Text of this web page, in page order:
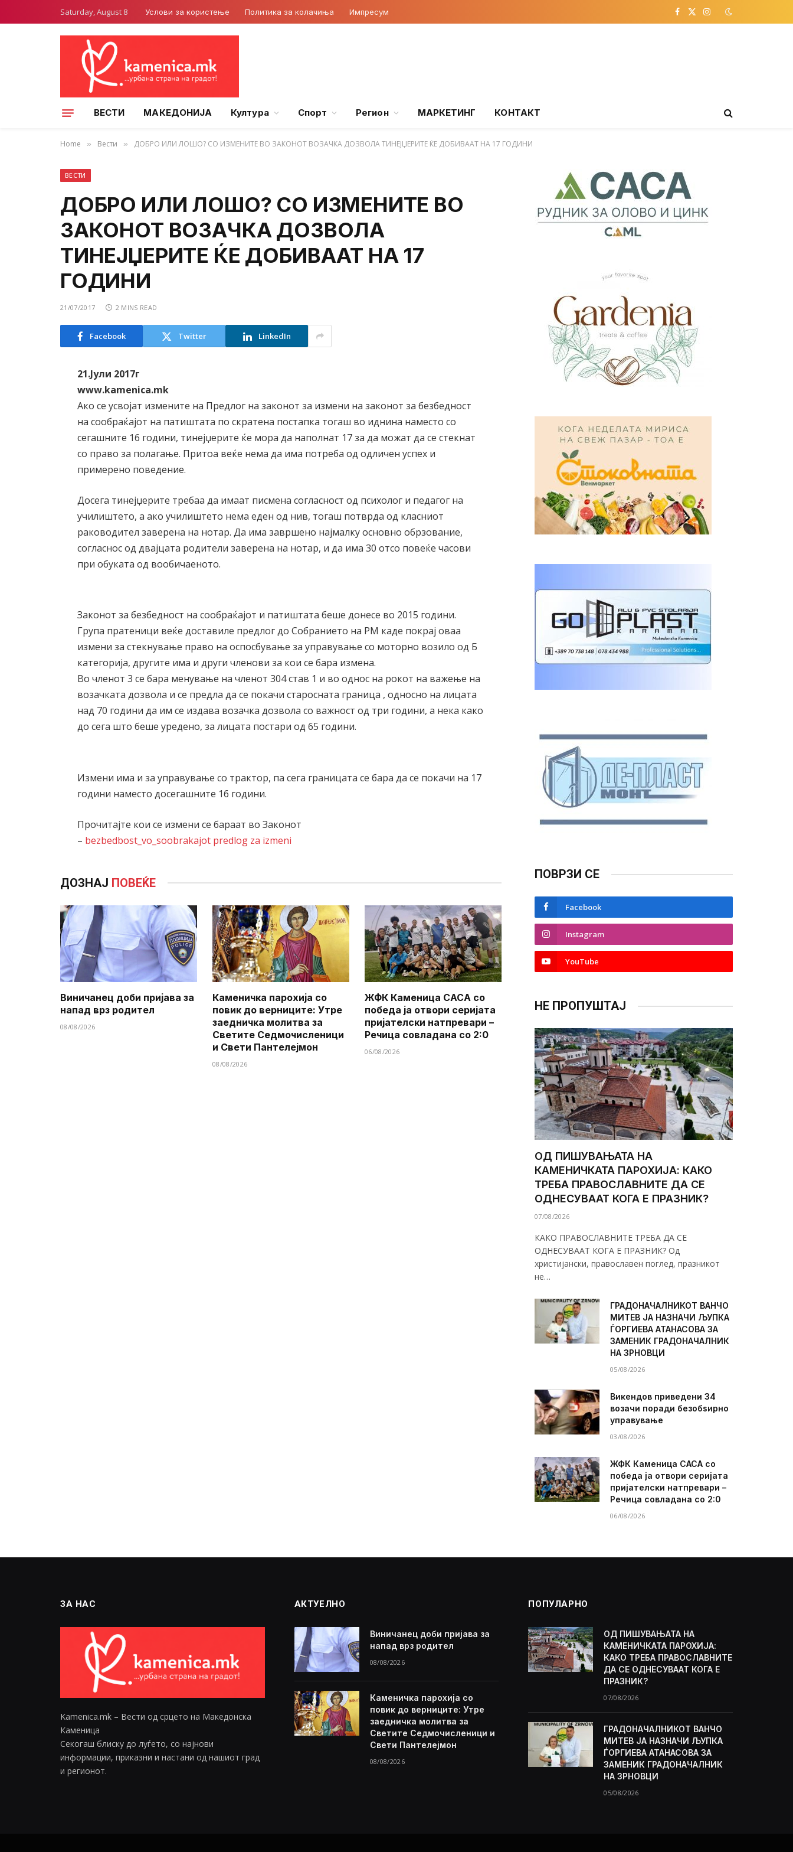
Saturday, August 8 Услови за користење Политика за колачиња Импресум Facebook
X
Instagram
ВЕСТИ МАКЕДОНИЈА Култура Спорт Регион МАРКЕТИНГ КОНТАКТ
Home » Вести » ДОБРО ИЛИ ЛОШО? СО ИЗМЕНИТЕ ВО ЗАКОНОТ ВОЗАЧКА ДОЗВОЛА ТИНЕЈЏЕРИТЕ ЌЕ ДОБИВААТ НА 17 ГОДИНИ
ВЕСТИ
ДОБРО ИЛИ ЛОШО? СО ИЗМЕНИТЕ ВО
ЗАКОНОТ ВОЗАЧКА ДОЗВОЛА
ТИНЕЈЏЕРИТЕ ЌЕ ДОБИВААТ НА 17
ГОДИНИ
21/07/2017 2 MINS READ
Facebook Twitter LinkedIn
21.Јули 2017г
www.kamenica.mk
Ако се усвојат измените на Предлог на законот за измени на законот за безбедност
на сообраќајот на патиштата по скратена постапка тогаш во иднина наместо со
сегашните 16 години, тинејџерите ќе мора да наполнат 17 за да можат да се стекнат
со право за полагање. Притоа веќе нема да има потреба од одличен успех и
примерено поведение.
Досега тинејџерите требаа да имаат писмена согласност од психолог и педагог на
училиштето, а ако училиштето нема еден од нив, тогаш потврда од класниот
раководител заверена на нотар. Да има завршено најмалку основно обрзование,
согласнос од двајцата родители заверена на нотар, и да има 30 отсо повеќе часови
при обуката од вообичаеното.
Законот за безбедност на сообраќајот и патиштата беше донесе во 2015 години.
Група пратеници веќе доставиле предлог до Собранието на РМ каде покрај оваа
измени за стекнување право на оспосбување за управување со моторно возило од Б
категорија, другите има и други членови за кои се бара измена.
Во членот 3 се бара менување на членот 304 став 1 и во однос на рокот на важење на
возачката дозвола и се предла да се покачи старосната граница , односно на лицата
над 70 години да им се издава возачка дозвола со важност од три години, а нека како
до сега што беше уредено, за лицата постари од 65 години.
Измени има и за управување со трактор, па сега границата се бара да се покачи на 17
години наместо досегашните 16 години.
Прочитајте кои се измени се бараат во Законот
– bezbedbost_vo_soobrakajot predlog za izmeni
ДОЗНАЈ ПОВЕЌЕ
Виничанец доби пријава за
напад врз родител
08/08/2026
Каменичка парохија со
повик до верниците: Утре
заедничка молитва за
Светите Седмочисленици
и Свети Пантелејмон
08/08/2026
ЖФК Каменица САСА со
победа ја отвори серијата
пријателски натпревари –
Речица совладана со 2:0
06/08/2026
ПОВРЗИ СЕ
Facebook
Instagram
YouTube
НЕ ПРОПУШТАЈ
ОД ПИШУВАЊАТА НА
КАМЕНИЧКАТА ПАРОХИЈА: КАКО
ТРЕБА ПРАВОСЛАВНИТЕ ДА СЕ
ОДНЕСУВААТ КОГА Е ПРАЗНИК?
07/08/2026
КАКО ПРАВОСЛАВНИТЕ ТРЕБА ДА СЕ
ОДНЕСУВААТ КОГА Е ПРАЗНИК? Од
христијански, православен поглед, празникот
не…
ГРАДОНАЧАЛНИКОТ ВАНЧО
МИТЕВ ЈА НАЗНАЧИ ЉУПКА
ЃОРГИЕВА АТАНАСОВА ЗА
ЗАМЕНИК ГРАДОНАЧАЛНИК
НА ЗРНОВЦИ
05/08/2026
Викендов приведени 34
возачи поради безобѕирно
управување
03/08/2026
ЖФК Каменица САСА со
победа ја отвори серијата
пријателски натпревари –
Речица совладана со 2:0
06/08/2026
ЗА НАС
Kamenica.mk – Вести од срцето на Македонска
Каменица
Секогаш блиску до луѓето, со најнови
информации, приказни и настани од нашиот град
и регионот.
АКТУЕЛНО
Виничанец доби пријава за
напад врз родител
08/08/2026
Каменичка парохија со
повик до верниците: Утре
заедничка молитва за
Светите Седмочисленици и
Свети Пантелејмон
08/08/2026
ПОПУЛАРНО
ОД ПИШУВАЊАТА НА
КАМЕНИЧКАТА ПАРОХИЈА:
КАКО ТРЕБА ПРАВОСЛАВНИТЕ
ДА СЕ ОДНЕСУВААТ КОГА Е
ПРАЗНИК?
07/08/2026
ГРАДОНАЧАЛНИКОТ ВАНЧО
МИТЕВ ЈА НАЗНАЧИ ЉУПКА
ЃОРГИЕВА АТАНАСОВА ЗА
ЗАМЕНИК ГРАДОНАЧАЛНИК
НА ЗРНОВЦИ
05/08/2026